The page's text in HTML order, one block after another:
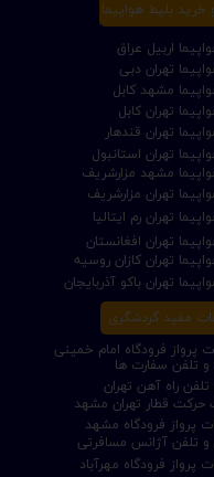
تهران کابل
تهران مزارشریف
مشهد کابل
تهران قندهار
تهران افغانستان
مشهد مزارشریف
تهران رم ایتالیا
پرواز فرودگاه امام خمینی
تهران دبی
تهران باکو آذربایجان
تهران استانبول
تهران کازان روسیه
اربیل عراق
قطار تهران مشهد
خرید بلیط هواپیما
تلفن راه آهن تهران
پرواز فرودگاه مهرآباد
پرواز فرودگاه مشهد
تلفن سفارت ها
تلفن آژانس مسافرتی
مفید گردشگری